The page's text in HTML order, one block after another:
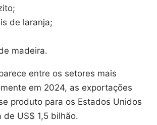
de laranja;
madeira.
entre os setores mais
em 2024, as exportações
produto para os Estados Unidos
de US$ 1,5 bilhão.